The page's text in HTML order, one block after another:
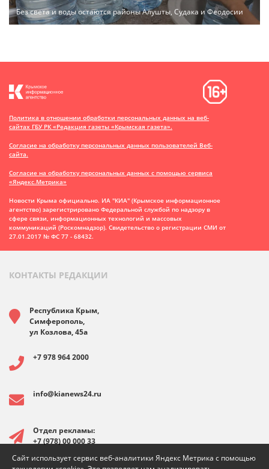
Без света и воды остаются районы Алушты, Судака и Феодосии
Политика в отношении обработки персональных данных на веб-
сайтах ГБУ РК «Редакция газеты «Крымская газета».
Согласие на обработку персональных данных пользователей Веб-
сайта.
Согласие на обработку персональных данных с помощью сервиса
«Яндекс.Метрика»
Новости Крыма официально. ИА "КИА" (Крымское информационное
агентство) зарегистрировано Федеральной службой по надзору в
сфере связи, информационных технологий и массовых
коммуникаций (Роскомнадзор). Свидетельство о регистрации СМИ от
27.01.2017 № ФС 77 - 68432.
КОНТАКТЫ РЕДАКЦИИ
Республика Крым,
Симферополь,
ул Козлова, 45а
+7 978 964 2000
info@kianews24.ru
Отдел рекламы:
+7 (978) 00 000 33
Сайт использует сервис веб-аналитики Яндекс Метрика с помощью